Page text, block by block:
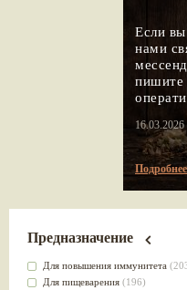
Если
нами
пишите
16.03.2026
Подробнее
Предназначение
Для повышения иммунитета
Для пищеварения (196)